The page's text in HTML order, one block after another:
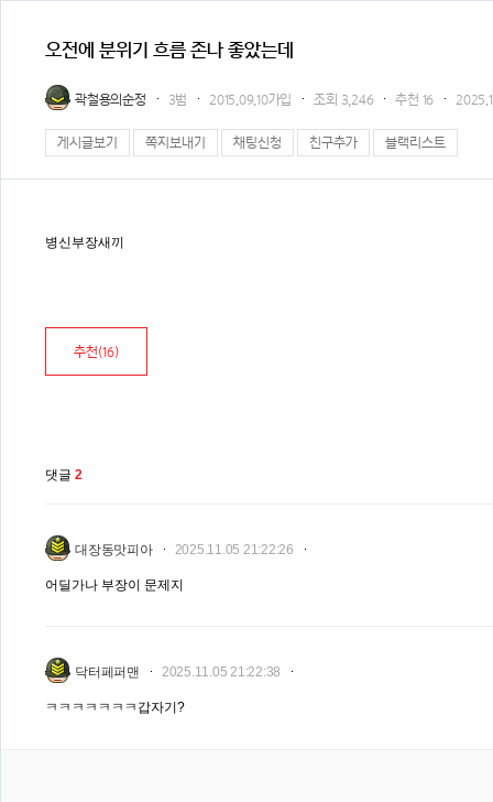
오전에 분위기 흐름 존나 좋았는데
곽철용의순정 3범 2015.09.10가입 조회 3,246 추천 16
게시글보기 쪽지보내기 채팅신청 친구추가 블랙리스트
병신부장새끼
추천(16)
댓글 2
대장동맛피아 2025.11.05 21:22:26
어딜가나 부장이 문제지
닥터페퍼맨 2025.11.05 21:22:38
ㅋㅋㅋㅋㅋㅋㅋ갑자기?